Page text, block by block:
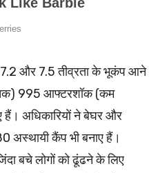
और 7.5 तीव्रता के भूकंप आने
तक) 995 आफ्टरशॉक (कम
हैं। अधिकारियों ने बेघर और
अस्थायी कैंप भी बनाए हैं।
बचे लोगों को ढूंढने के लिए